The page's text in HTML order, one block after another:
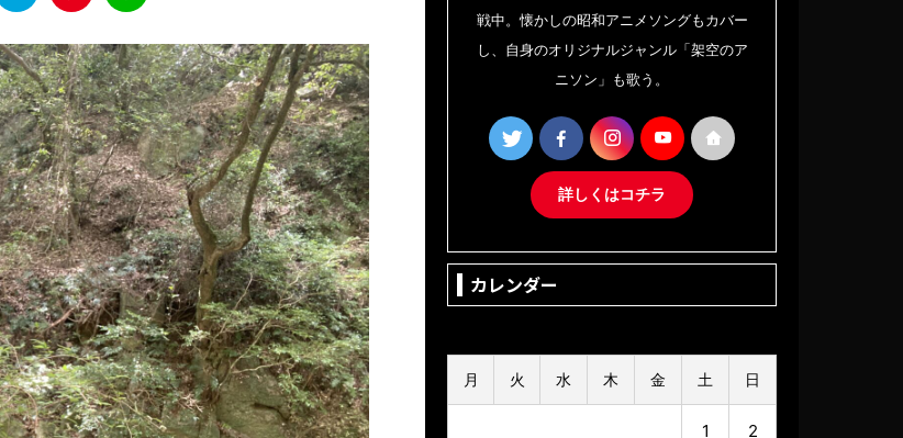
戦中。懐かしの昭和アニメソングもカバー
し、自身のオリジナルジャンル「架空のア
ニソン」も歌う。
詳しくはコチラ
カレンダー
月 火 水 木 金 土 日
1 2